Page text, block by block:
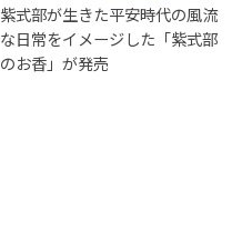
紫式部が生きた平安時代の風流
な日常をイメージした「紫式部
のお香」が発売